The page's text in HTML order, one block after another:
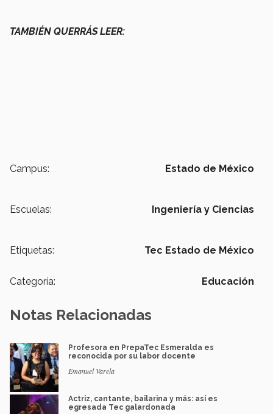
TAMBIÉN QUERRÁS LEER:
Campus: Estado de México
Escuelas: Ingeniería y Ciencias
Etiquetas: Tec Estado de México
Categoría: Educación
Notas Relacionadas
Profesora en PrepaTec Esmeralda es
reconocida por su labor docente
Emanuel Varela
Actriz, cantante, bailarina y más: así es
egresada Tec galardonada